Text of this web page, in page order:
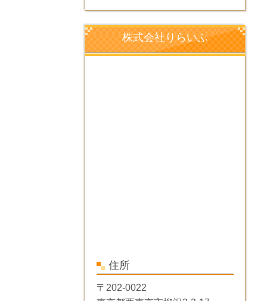
株式会社りらいふ
住所
〒202-0022